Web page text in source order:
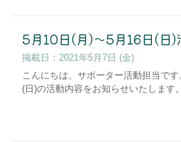
5月10日(月)～5月16日(日)
掲載日： 2021年5月7日 (金)
こんにちは、サポーター活動担当で
(日)の活動内容をお知らせいたしま